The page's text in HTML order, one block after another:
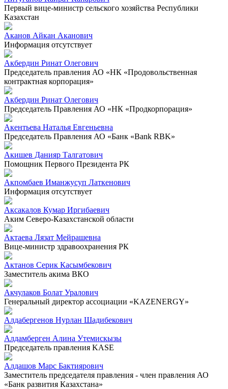
Первый вице-министр сельского хозяйства Республики
Казахстан
Аканов Айкан Аканович
Информация отсутствует
Акбердин Ринат Олегович
Председатель правления АО «НК «Продовольственная
контрактная корпорация»
Акбердин Ринат Олегович
Председатель Правления АО «НК «Продкорпорация»
Акентьева Наталья Евгеньевна
Председатель Правления АО «Банк «Bank RBK»
Акишев Данияр Талгатович
Помощник Первого Президента РК
Акпомбаев Иманжусуп Латкенович
Информация отсутствует
Аксакалов Кумар Иргибаевич
Аким Северо-Казахстанской области
Актаева Лязат Мейрашевна
Вице-министр здравоохранения РК
Актанов Серик Касымбекович
Заместитель акима ВКО
Акчулаков Болат Уралович
Генеральный директор ассоциации «KAZENERGY»
Алдабергенов Нурлан Шадибекович
Алдамберген Алина Утемискызы
Председатель правления KASE
Алдашов Марс Бактиярович
Заместитель председателя правления - член правления АО
«Банк развития Казахстана»